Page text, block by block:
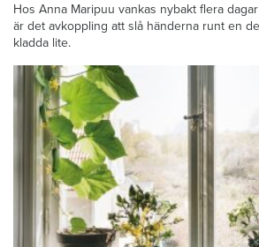
Hos Anna Maripuu vankas nybakt flera
är det avkoppling att slå händerna runt en
kladda lite.